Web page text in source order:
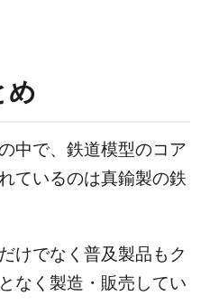
め
中で、鉄道模型のコア
ているのは真鍮製の鉄
けでなく普及製品もク
なく製造・販売してい